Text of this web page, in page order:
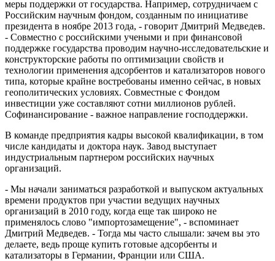
меры поддержки от государства. Например, сотрудничаем с
Российским научным фондом, созданным по инициативе
президента в ноябре 2013 года, - говорит Дмитрий Медведев.
- Совместно с российскими учеными и при финансовой
поддержке государства проводим научно-исследовательские и
конструкторские работы по оптимизации свойств и
технологии применения адсорбентов и катализаторов нового
типа, которые крайне востребованы именно сейчас, в новых
геополитических условиях. Совместные с Фондом
инвестиции уже составляют сотни миллионов рублей.
Софинансирование - важное направление господдержки.
В команде предприятия кадры высокой квалификации, в том
числе кандидаты и доктора наук. Завод выступает
индустриальным партнером российских научных
организаций.
- Мы начали заниматься разработкой и выпуском актуальных
времени продуктов при участии ведущих научных
организаций в 2010 году, когда еще так широко не
применялось слово "импортозамещение", - вспоминает
Дмитрий Медведев. - Тогда мы часто слышали: зачем вы это
делаете, ведь проще купить готовые адсорбенты и
катализаторы в Германии, Франции или США.